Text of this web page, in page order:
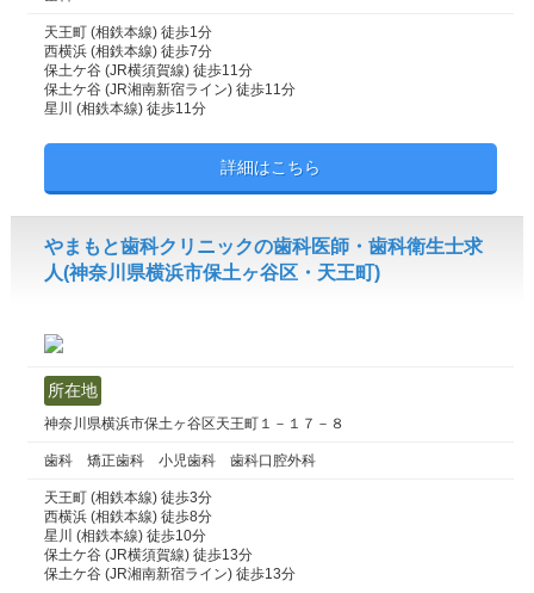
天王町 (相鉄本線) 徒歩1分
西横浜 (相鉄本線) 徒歩7分
保土ケ谷 (JR横須賀線) 徒歩11分
保土ケ谷 (JR湘南新宿ライン) 徒歩11分
星川 (相鉄本線) 徒歩11分
詳細はこちら
やまもと歯科クリニックの歯科医師・歯科衛生士求
人(神奈川県横浜市保土ヶ谷区・天王町)
所在地
神奈川県横浜市保土ヶ谷区天王町１－１７－８
歯科 矯正歯科 小児歯科 歯科口腔外科
天王町 (相鉄本線) 徒歩3分
西横浜 (相鉄本線) 徒歩8分
星川 (相鉄本線) 徒歩10分
保土ケ谷 (JR横須賀線) 徒歩13分
保土ケ谷 (JR湘南新宿ライン) 徒歩13分